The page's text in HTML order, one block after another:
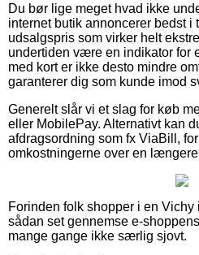
Du bør lige meget hvad ikke
internet butik annoncerer bedst i
udsalgspris som virker helt
undertiden være en indikator for
med kort er ikke desto mindre
garanterer dig som kunde imod
Generelt slår vi et slag for køb
eller MobilePay. Alternativt kan
afdragsordning som fx ViaBill,
omkostningerne over en
Forinden folk shopper i en
sådan set gennemse e-
mange gange ikke særlig sjovt.